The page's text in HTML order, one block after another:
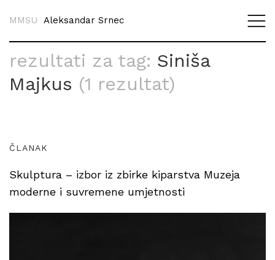
MMSU Aleksandar Srnec
rezultati za tag: Siniša
Majkus (1 rezultat)
ČLANAK
Skulptura – izbor iz zbirke kiparstva Muzeja
moderne i suvremene umjetnosti